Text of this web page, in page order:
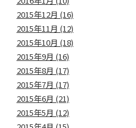
2015年12月 (16)
2015年11月 (12)
2015年10月 (18)
2015年9月 (16)
2015年8月 (17)
2015年7月 (17)
2015年6月 (21)
2015年5月 (12)